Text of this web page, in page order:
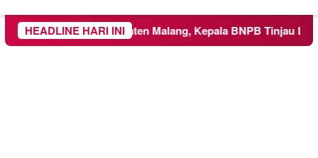
HEADLINE HARI INI
Kabupaten Malang, Kepala BNPB Tinjau Langsung Lokasi